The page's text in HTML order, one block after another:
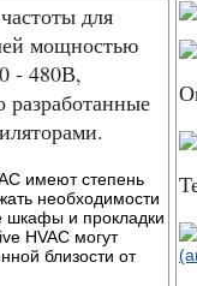
для
мощностью
- 480В,
имеют степень
необходимости
шкафы и прокладки
HVAC могут
близости от